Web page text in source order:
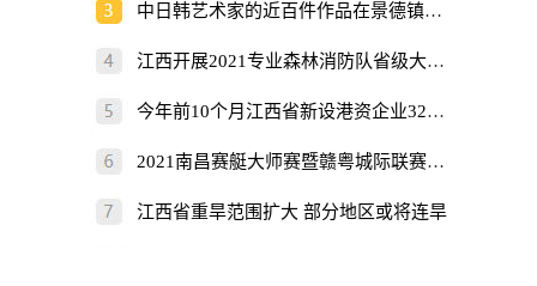
中日韩艺术家的近百件作品在景德镇展出
江西开展2021专业森林消防队省级大比武
今年前10个月江西省新设港资企业325家
2021南昌赛艇大师赛暨赣粤城际联赛开赛
江西省重旱范围扩大 部分地区或将连旱